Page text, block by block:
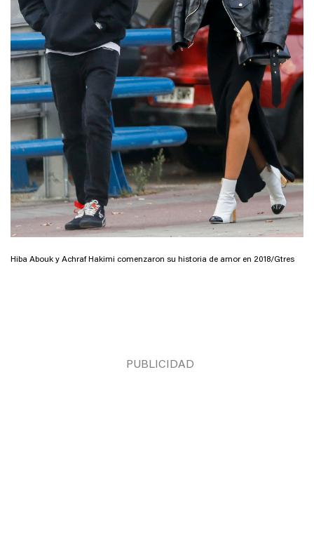
Hiba Abouk y Achraf Hakimi comenzaron su historia de amor en 2018/Gtres